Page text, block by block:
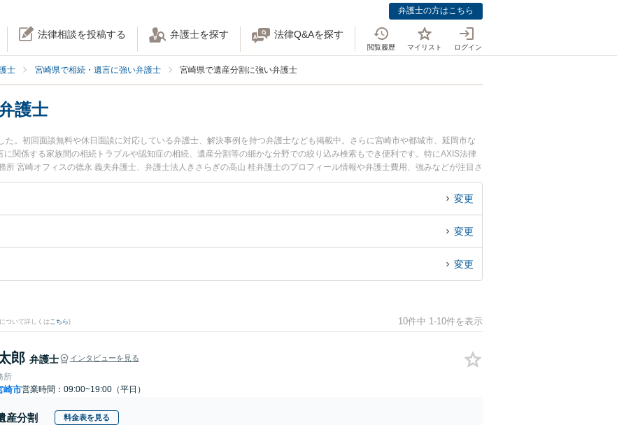
弁護士の方はこちら
法律相談を投稿する 弁護士を探す 法律Q&Aを探す
閲覧履歴 マイリスト ログイン
士 宮崎県で相続・遺言に強い弁護士 宮崎県で遺産分割に強い弁護士
護士
。初回面談無料や休日面談に対応している弁護士、解決事例を持つ弁護士なども掲載中。さらに宮崎市や都城市、延岡市な
関係する家族間の相続トラブルや認知症の相続、遺産分割等の細かな分野での絞り込み検索もでき便利です。特にAXIS法律
宮崎オフィスの德永 義夫弁護士、弁護士法人きさらぎの高山 桂弁護士のプロフィール情報や弁護士費用、強みなどが注目さ
割のトラブルを今すぐに弁護士に相談したい』『遺産分割のトラブル解決の実績豊富な近くの弁護士を検索したい』『初回相
に相談予約したい』などでお困りの相談者さんにおすすめです。
変更
変更
変更
ついて詳しくはこちら) 10件中 1-10件を表示
郎 弁護士 インタビューを見る
所
崎市営業時間：09:00~19:00（平日）
産分割 料金表を見る